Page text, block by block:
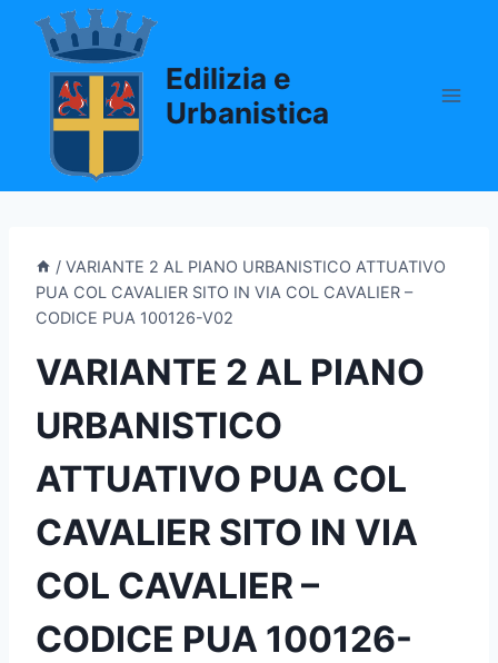
Salta
contenuto
Edilizia e
Urbanistica
/ VARIANTE 2 AL PIANO URBANISTICO ATTUATIVO
PUA COL CAVALIER SITO IN VIA COL CAVALIER –
CODICE PUA 100126-V02
VARIANTE 2 AL PIANO
URBANISTICO
ATTUATIVO PUA COL
CAVALIER SITO IN VIA
COL CAVALIER –
CODICE PUA 100126-